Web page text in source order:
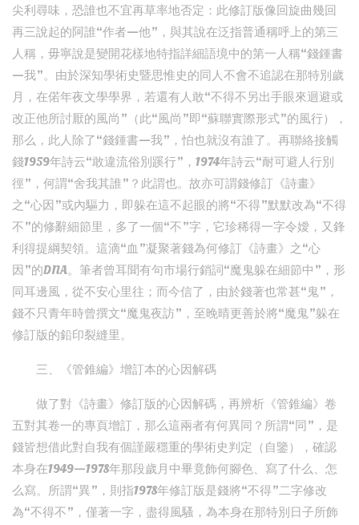
尖利尋味，恐誰也不宜再草率地否定：此修訂版像回旋曲幾回
再三說起的阿誰“作者—他”，與其說在泛指普通稱呼上的第三
人稱，毋寧說是變開花樣地特指詳細語境中的第一人稱“錢鍾書
—我”。由於深知學術史暨思惟史的同人不會不追認在那特別歲
月，在偌年夜文學學界，若還有人敢“不得不另出手眼來迴避或
改正他所討厭的風尚”（此“風尚”即“蘇聯實際形式”的風行），
那么，此人除了“錢鍾書—我”，怕也就沒有誰了。再聯絡接觸
錢1959年詩云“敢違流俗別蹊行”，1974年詩云“耐可避人行別
徑”，何謂“舍我其誰”？此謂也。故亦可謂錢修訂《詩畫》
之“心因”或內驅力，即躲在這不起眼的將“不得”默默改為“不得
不”的修辭細節里，多了一個“不”字，它珍稀得一字令嬡，又鋒
利得提綱契領。這滴“血”凝聚著錢為何修訂《詩畫》之“心
因”的DNA。筆者曾耳聞有句市場行銷詞“魔鬼躲在細節中”，形
同耳邊風，從不安心里往；而今信了，由於錢著也常甚“鬼”，
錢不只青年時曾撰文“魔鬼夜訪”，至晚晴更善於將“魔鬼”躲在
修訂版的鉛印裂縫里。
三、《管錐編》增訂本的心因解碼
做了對《詩畫》修訂版的心因解碼，再辨析《管錐編》卷
五對其卷一的專頁增訂，那么這兩者有何異同？所謂“同”，是
錢皆想借此對自我有個謹嚴穩重的學術史判定（自鑒），確認
本身在1949—1978年那段歲月中畢竟飾何腳色、寫了什么、怎
么寫。所謂“異”，則指1978年修訂版是錢將“不得”二字修改
為“不得不”，僅著一字，盡得風騷，為本身在那特別日子所飾